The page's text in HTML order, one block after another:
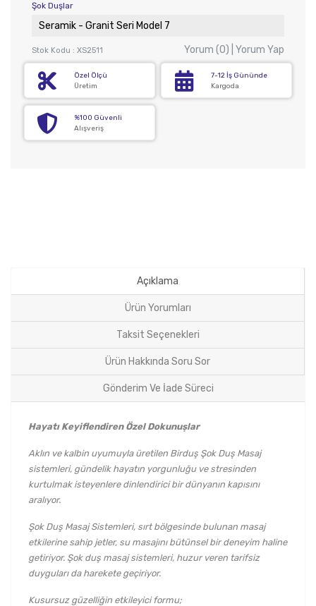
Şok Duşlar
Seramik - Granit Seri Model 7
Stok Kodu : XS2511 Yorum (0) | Yorum Yap
Özel Ölçü
Üretim
7-12 İş Gününde
Kargoda
%100 Güvenli
Alışveriş
Açıklama
Ürün Yorumları
Taksit Seçenekleri
Ürün Hakkında Soru Sor
Gönderim Ve İade Süreci
Hayatı Keyiflendiren Özel Dokunuşlar
Aklın ve kalbin uyumuyla üretilen Birduş Şok Duş Masaj
sistemleri, gündelik hayatın yorgunluğu ve stresinden
kurtulmak isteyenlere dinlendirici bir dünyanın kapısını
aralıyor.
Şok Duş Masaj Sistemleri, sırt bölgesinde bulunan masaj
etkilerine sahip jetler, su masajını bütünsel bir deneyim haline
getiriyor. Şok duş masaj sistemleri, huzur veren tarifsiz
duyguları da harekete geçiriyor.
Kusursuz güzelliğin etkileyici formu;